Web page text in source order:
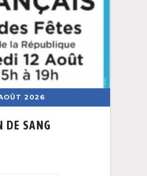
2026
DE SANG